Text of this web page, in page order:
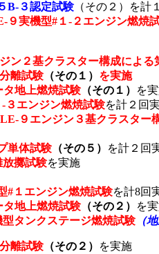
B-３認定試験（その２）
を計
９実機型#１-２エンジン燃焼
ン２基クラスター構成によ
離試験（その１） を実施
タ地上燃焼試験（その１）
を
３エンジン燃焼試験を計２回
LE-９エンジン３基クラスター
単体試験（その５）
を計２回
放擲試験を実施
#１エンジン燃焼試験を計8回
タ地上燃焼試験（その２）
を
タンクステージ燃焼試験（
離試験（その２）
を実施